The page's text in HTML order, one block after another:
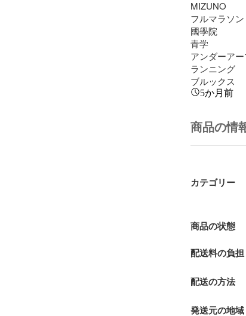
MIZUNO
フルマラソン
國學院
青学
アンダーア
ランニング
ブルックス
5か月前
商品の情
カテゴリー
商品の状態
配送料の負担
配送の方法
発送元の地域